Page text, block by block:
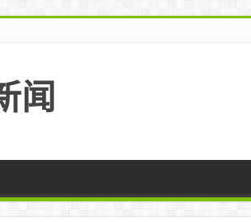
闻